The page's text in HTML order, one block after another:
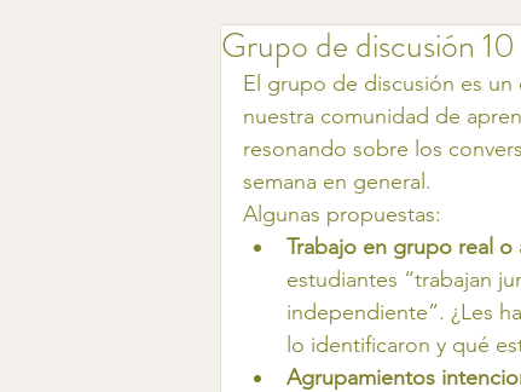
Grupo de discusión 10
El grupo de discusión es
nuestra comunidad de
resonando sobre los
semana en general.
Algunas propuestas:
Trabajo en grupo real o
estudiantes “trabajan
independiente”. ¿Les
lo identificaron y qué
Agrupamientos